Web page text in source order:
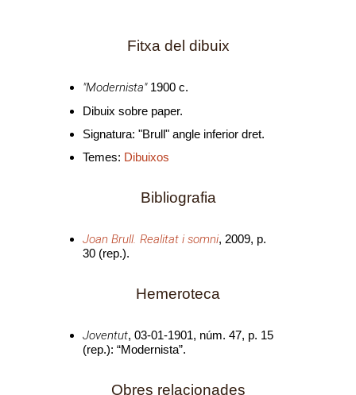
Fitxa del dibuix
"Modernista"1900 c.
Dibuix sobre paper.
Signatura: "Brull" angle inferior dret.
Temes: Dibuixos
Bibliografia
Joan Brull. Realitat i somni, 2009, p.
30 (rep.).
Hemeroteca
Joventut, 03-01-1901, núm. 47, p. 15
(rep.): “Modernista”.
Obres relacionades